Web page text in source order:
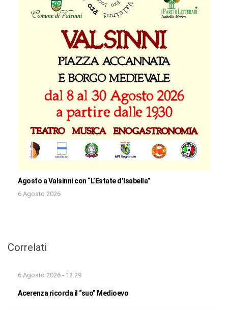
Agosto a Valsinni con “L’Estate d’Isabella”
6 Agosto 2026
Correlati
6 Agosto 2026 - 12:29
Acerenza ricorda il “suo” Medioevo